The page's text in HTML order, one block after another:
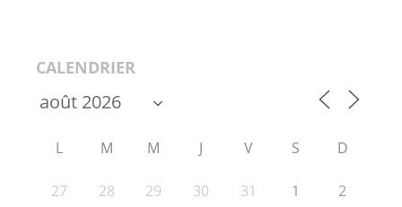
CALENDRIER
L M M J V S D
27 28 29 30 31 1 2